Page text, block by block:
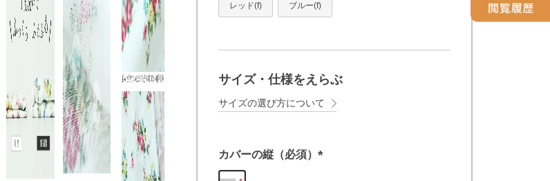
レッド(f) ブルー(f)
サイズ・仕様をえらぶ
サイズの選び方について
カバーの縦（必須）